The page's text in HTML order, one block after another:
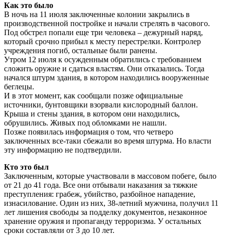
Как это было
В ночь на 11 июля заключенные колонии закрылись в
производственной постройке и начали стрелять в часового.
Под обстрел попали еще три человека – дежурный наряд,
который срочно прибыл к месту перестрелки. Контролер
учреждения погиб, остальные были ранены.
Утром 12 июля к осужденным обратились с требованием
сложить оружие и сдаться властям. Они отказались. Тогда
начался штурм здания, в котором находились вооруженные
беглецы.
И в этот момент, как сообщали позже официальные
источники, бунтовщики взорвали кислородный баллон.
Крыша и стены здания, в котором они находились,
обрушились. Живых под обломками не нашли.
Позже появилась информация о том, что четверо
заключенных все-таки сбежали во время штурма. Но власти
эту информацию не подтвердили.
Кто это был
Заключенным, которые участвовали в массовом побеге, было
от 21 до 41 года. Все они отбывали наказания за тяжкие
преступления: грабеж, убийство, разбойное нападение,
изнасилование. Один из них, 38-летний мужчина, получил 11
лет лишения свободы за подделку документов, незаконное
хранение оружия и пропаганду терроризма. У остальных
сроки составляли от 3 до 10 лет.